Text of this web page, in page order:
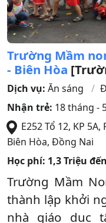
Trường Mầm
- Biên Hòa
Dịch vụ: Ăn sáng
Nhận trẻ: 18 tháng -
E252 Tổ 12, KP
Biên Hòa, Đồng Nai
Học phí: 1,3 Triệu
Trường Mầm
thành lập khởi
nhà giáo dục